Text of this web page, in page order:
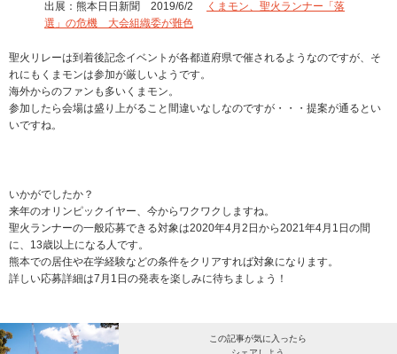
出展：熊本日日新聞 2019/6/2
くまモン、聖火ランナー「落
選」の危機 大会組織委が難色
聖火リレーは到着後記念イベントが各都道府県で催されるようなのですが、そ
れにもくまモンは参加が厳しいようです。
海外からのファンも多いくまモン。
参加したら会場は盛り上がること間違いなしなのですが・・・提案が通るとい
いですね。
いかがでしたか？
来年のオリンピックイヤー、今からワクワクしますね。
聖火ランナーの一般応募できる対象は2020年4月2日から2021年4月1日の間
に、13歳以上になる人です。
熊本での居住や在学経験などの条件をクリアすれば対象になります。
詳しい応募詳細は7月1日の発表を楽しみに待ちましょう！
この記事が気に入ったら